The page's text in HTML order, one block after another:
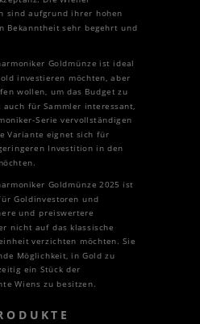
sind aufgrund ihrer hohen
Bekanntheit sehr begehrt und
Goldmünze ist ideal
investieren möchten, aber
wollen, um das Budget zu
auch für Sammler interessant,
Serie vervollständigen
Variante eignet sich für
Investition in den
Goldmünze 2025 ist
Goldinvestoren und
und preiswertere
nicht auf das klassische
verzichten möchten. Sie
Möglichkeit, in Gold zu
ein Stück der
Wiens zu besitzen.